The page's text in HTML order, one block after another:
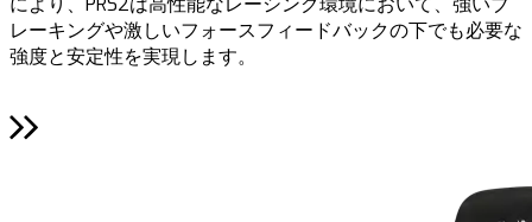
レーキングや激しいフォースフィードバックの下でも必要な
強度と安定性を実現します。